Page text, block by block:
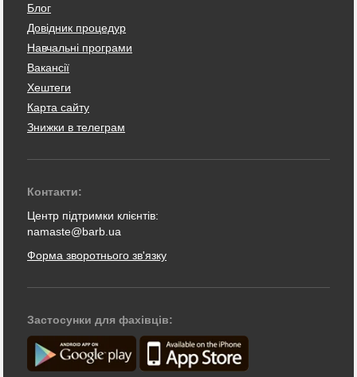
Блог
Довідник процедур
Навчальні програми
Вакансії
Хештеги
Карта сайту
Знижки в телеграм
Контакти:
Центр підтримки клієнтів:
namaste@barb.ua
Форма зворотнього зв'язку
Застосунки для фахівців: